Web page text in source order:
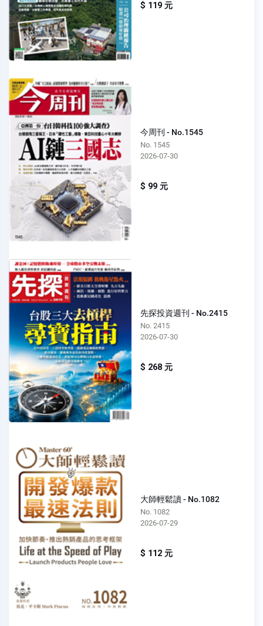
$ 119 元
今周刊 - No.1545
No. 1545
2026-07-30
$ 99 元
先探投資週刊 - No.2415
No. 2415
2026-07-30
$ 268 元
大師輕鬆讀 - No.1082
No. 1082
2026-07-29
$ 112 元